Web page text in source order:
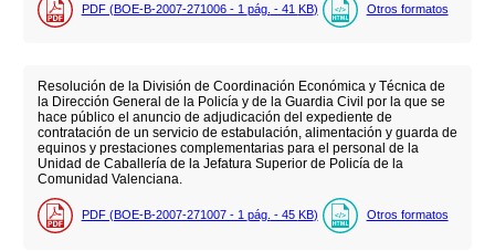
PDF (BOE-B-2007-271006 - 1 pág. - 41 KB) Otros formatos
Resolución de la División de Coordinación Económica y Técnica de
la Dirección General de la Policía y de la Guardia Civil por la que se
hace público el anuncio de adjudicación del expediente de
contratación de un servicio de estabulación, alimentación y guarda de
equinos y prestaciones complementarias para el personal de la
Unidad de Caballería de la Jefatura Superior de Policía de la
Comunidad Valenciana.
PDF (BOE-B-2007-271007 - 1 pág. - 45 KB) Otros formatos